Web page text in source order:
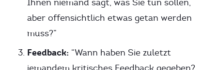
Ihnen niemand sagt, was Sie tun sollen,
aber offensichtlich etwas getan werden
muss?”
Feedback: “Wann haben Sie zuletzt